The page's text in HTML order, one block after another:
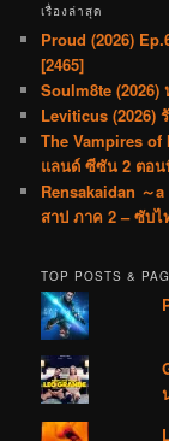
เรื่องล่าสุด
Proud (2026)
[2465]
Soulm8te (2026)
Leviticus (2026)
The Vampires of
แลนด์ ซีซัน 2 ตอน
Rensakaidan ～
สาป ภาค 2 – ซับไ
TOP POSTS &